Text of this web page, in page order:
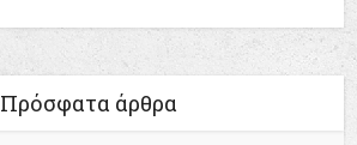
Πρόσφατα άρθρα